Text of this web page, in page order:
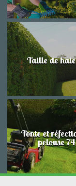
Taille de
Tonte et
pelouse 74